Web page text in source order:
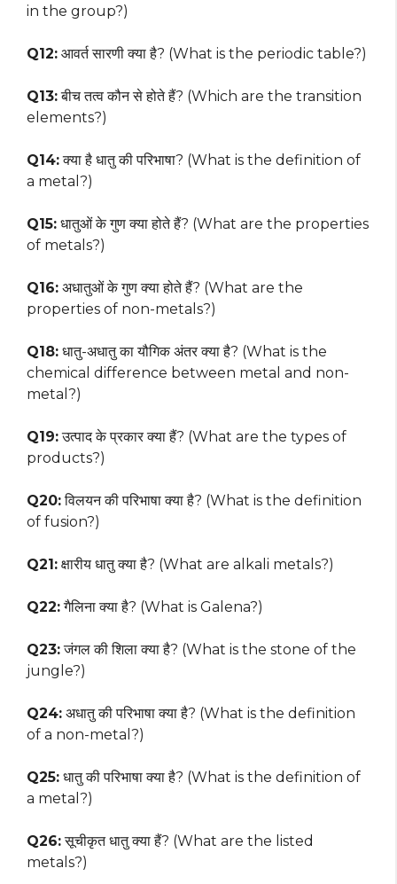
in the group?)
Q12: आवर्त सारणी क्या है? (What is the periodic table?)
Q13:बीच तत्व कौन से होते हैं? (Which are the transition
elements?)
Q14:क्या है धातु की परिभाषा? (What is the definition of
a metal?)
Q15: धातुओं के गुण क्या होते हैं? (What are the properties
of metals?)
Q16: अधातुओं के गुण क्या होते हैं? (What are the
properties of non-metals?)
Q18: धातु-अधातु का यौगिक अंतर क्या है? (What is the
chemical difference between metal and non-
metal?)
Q19:उत्पाद के प्रकार क्या हैं? (What are the types of
products?)
Q20:विलयन की परिभाषा क्या है? (What is the definition
of fusion?)
Q21: क्षारीय धातु क्या है? (What are alkali metals?)
Q22:गैलिना क्या है? (What is Galena?)
Q23:जंगल की शिला क्या है? (What is the stone of the
jungle?)
Q24: अधातु की परिभाषा क्या है? (What is the definition
of a non-metal?)
Q25: धातु की परिभाषा क्या है? (What is the definition of
a metal?)
Q26:सूचीकृत धातु क्या हैं? (What are the listed
metals?)